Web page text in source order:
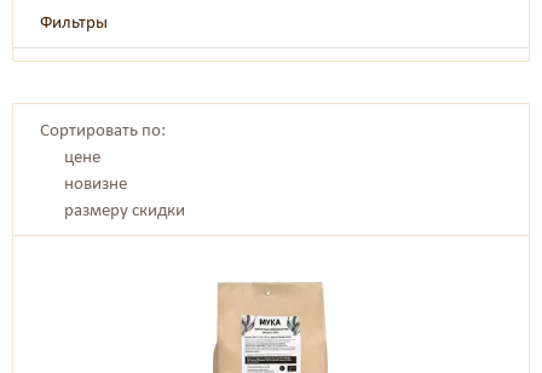
Фильтры
Сортировать по:
цене
новизне
размеру скидки